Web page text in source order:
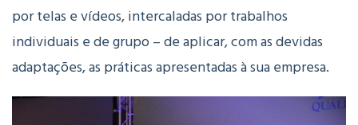
por telas e vídeos, intercaladas por trabalhos
individuais e de grupo – de aplicar, com as devidas
adaptações, as práticas apresentadas à sua empresa.